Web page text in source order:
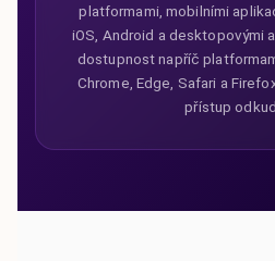
platformami, mobilními
iOS, Android a desktopovými
dostupnost napříč
Chrome, Edge, Safari a
přístup